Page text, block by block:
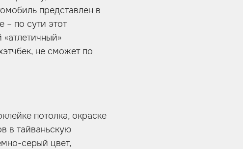
представлен в
– по сути этот
не сможет по
потолка, окраске
в тайваньскую
серый цвет,